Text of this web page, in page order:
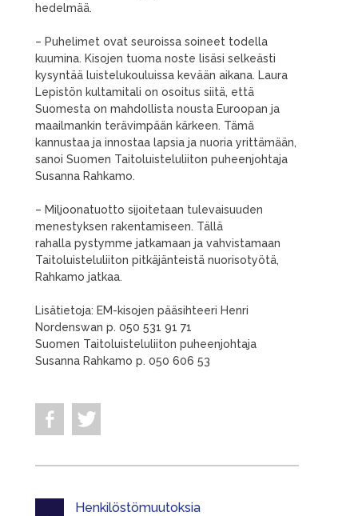
hedelmää.
– Puhelimet ovat seuroissa soineet todella
kuumina. Kisojen tuoma noste lisäsi selkeästi
kysyntää luistelukouluissa kevään aikana. Laura
Lepistön kultamitali on osoitus siitä, että
Suomesta on mahdollista nousta Euroopan ja
maailmankin terävimpään kärkeen. Tämä
kannustaa ja innostaa lapsia ja nuoria yrittämään,
sanoi Suomen Taitoluisteluliiton puheenjohtaja
Susanna Rahkamo.
– Miljoonatuotto sijoitetaan tulevaisuuden
menestyksen rakentamiseen. Tällä
rahalla pystymme jatkamaan ja vahvistamaan
Taitoluisteluliiton pitkäjänteistä nuorisotyötä,
Rahkamo jatkaa.
Lisätietoja: EM-kisojen pääsihteeri Henri
Nordenswan p. 050 531 91 71
Suomen Taitoluisteluliiton puheenjohtaja
Susanna Rahkamo p. 050 606 53
Henkilöstömuutoksia